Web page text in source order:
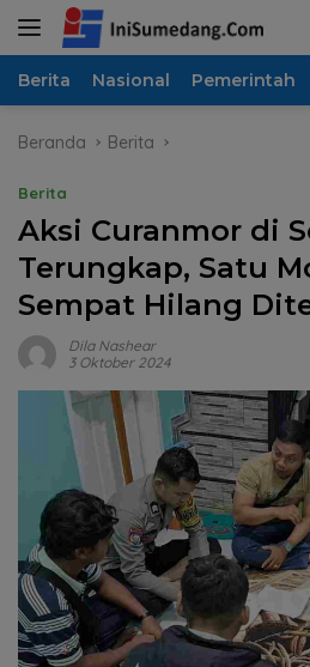
Langsung
Berita Nasional Pemerintah
Beranda Berita
Berita
Aksi Curanmor di
Terungkap, Satu
Sempat Hilang
Dila Nashear
3 Oktober 2024